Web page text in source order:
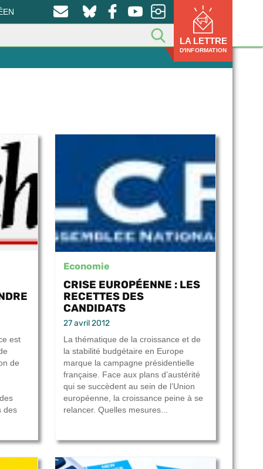
LA LETTRE
D'INFORMATION
est
de
des
Economie
CRISE EUROPÉENNE : LES
RECETTES DES
CANDIDATS
27 avril 2012
La thématique de la croissance et de
la stabilité budgétaire en Europe
marque la campagne présidentielle
française. Face aux plans d’austérité
qui se succèdent au sein de l’Union
européenne, la croissance peine à se
relancer. Quelles mesures...